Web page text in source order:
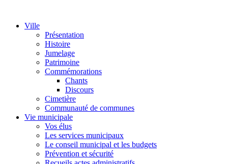
Ville
Présentation
Histoire
Jumelage
Patrimoine
Commémorations
Chants
Discours
Cimetière
Communauté de communes
Vie municipale
Vos élus
Les services municipaux
Le conseil municipal et les budgets
Prévention et sécurité